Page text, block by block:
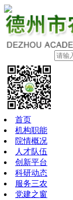
首页
机构职能
院情概况
人才队伍
创新平台
科研动态
服务三农
党建之窗